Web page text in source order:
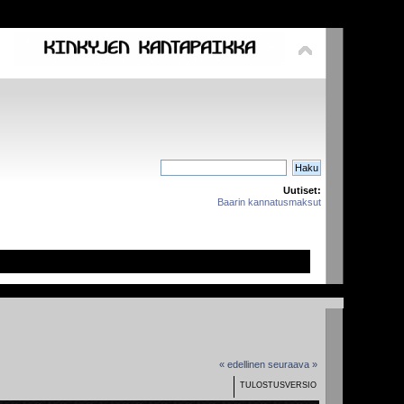
Uutiset:
Baarin kannatusmaksut
« edellinen seuraava »
TULOSTUSVERSIO